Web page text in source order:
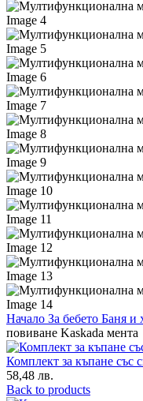
Начало За бебето Баня и
повиване Kaskada мента
Комплект за къпане със
58,48 лв.
Back to products